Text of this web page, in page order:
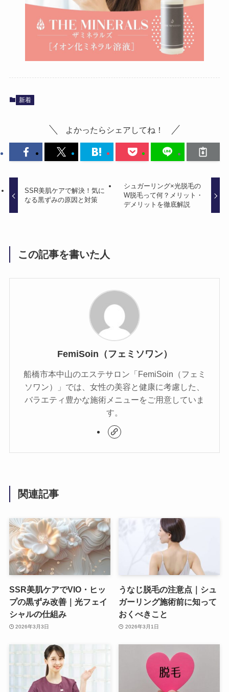
新着
よかったらシェアしてね！
SSR美肌ケアで解決！気に
なる黒ずみの原因と対策
シュガーリング×光脱毛の
W脱毛って何？メリット・
デメリットを徹底解説
この記事を書いた人
FemiSoin（フェミソワン）
船橋市本中山のエステサロン「FemiSoin（フェミ
ソワン）」では、女性の美容と健康に考慮した、
バラエティ豊かな施術メニューをご用意していま
す。
関連記事
SSR美肌ケアでVIO・ヒッ
プの黒ずみ改善｜光フェイ
シャルの仕組み
2026年3月3日
うなじ脱毛の注意点｜シュ
ガーリング施術前に知って
おくべきこと
2026年3月1日